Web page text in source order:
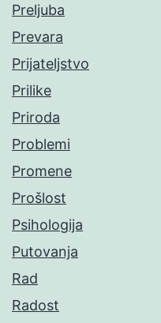
Preljuba
Prevara
Prijateljstvo
Prilike
Priroda
Problemi
Promene
Prošlost
Psihologija
Putovanja
Rad
Radost